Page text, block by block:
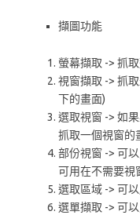
擷圖功能
螢幕擷取 -> 抓
視窗擷取 -> 抓
下的畫面)
選取視窗 -> 如
抓取一個視窗的
部份視窗 -> 可
可用在不需要視
選取區域 -> 可
選單擷取 -> 可